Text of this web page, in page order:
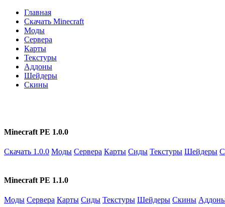
Главная
Скачать Minecraft
Моды
Сервера
Карты
Текстуры
Аддоны
Шейдеры
Скины
Minecraft PE 1.0.0
Скачать 1.0.0 Моды Сервера Карты Сиды Текстуры Шейдеры
Minecraft PE 1.1.0
Моды Сервера Карты Сиды Текстуры Шейдеры Скины